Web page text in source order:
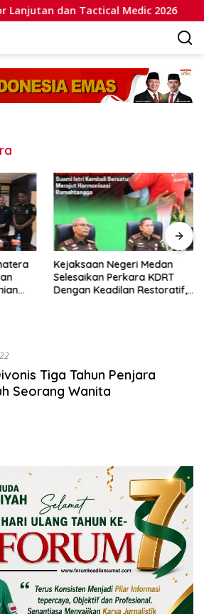
dan Tactical Medic 2026
Kejaksaan Negeri Medan
Selesaikan Perkara KDRT
Dengan Keadilan Restoratif,
Tiga Tahun Penjara
Seorang Wanita